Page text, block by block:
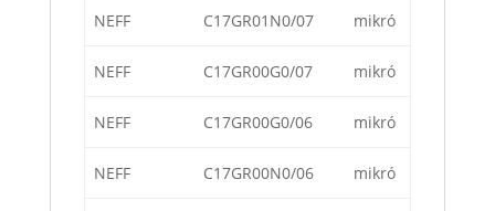
NEFF C17GR01N0/07 mikró
NEFF C17GR00G0/07 mikró
NEFF C17GR00G0/06 mikró
NEFF C17GR00N0/06 mikró